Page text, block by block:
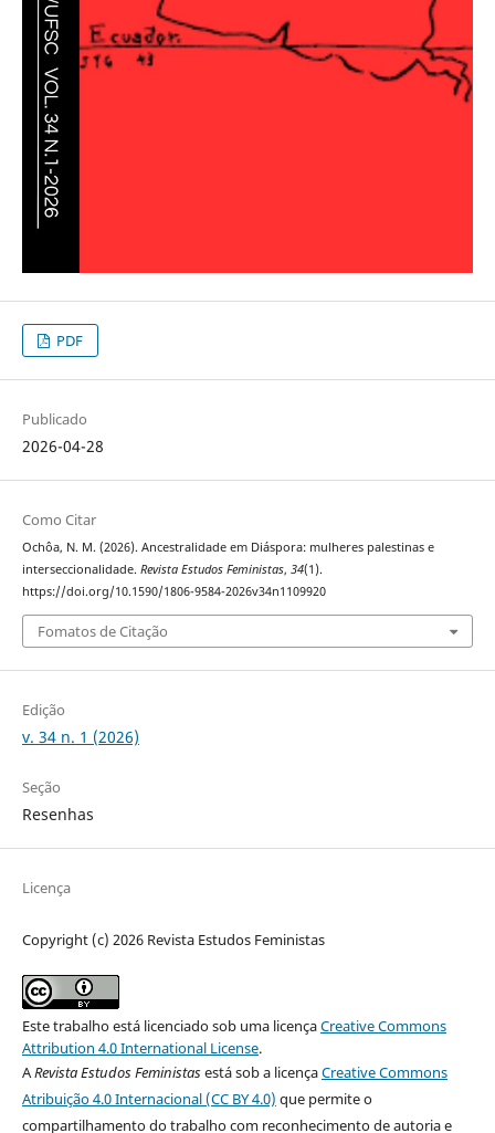
PDF
Publicado
2026-04-28
Como Citar
Ochôa, N. M. (2026). Ancestralidade em Diáspora: mulheres palestinas e
interseccionalidade. Revista Estudos Feministas, 34(1).
https://doi.org/10.1590/1806-9584-2026v34n1109920
Fomatos de Citação
Edição
v. 34 n. 1 (2026)
Seção
Resenhas
Licença
Copyright (c) 2026 Revista Estudos Feministas
Este trabalho está licenciado sob uma licençaCreative Commons
Attribution 4.0 International License.
ARevista Estudos Feministasestá sob a licençaCreative Commons
Atribuição 4.0 Internacional (CC BY 4.0) que permite o
compartilhamento do trabalho com reconhecimento de autoria e